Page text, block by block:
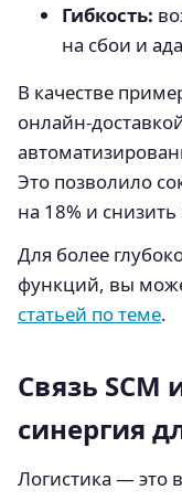
Гибкость:
на сбои и
В качестве
онлайн-
Это позволило
на 18% и
Для более
функций, вы
статьей по теме.
Связь SCM
синергия
Логистика — это